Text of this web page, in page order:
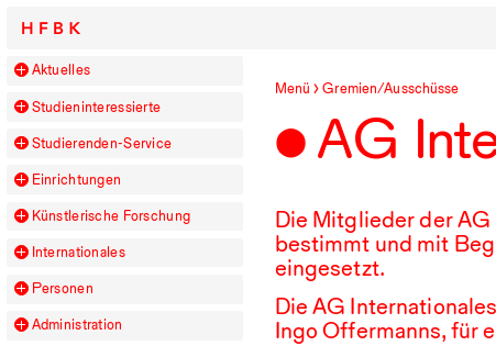
HFBK
Aktuelles
Studieninteressierte
Studierenden-Service
Einrichtungen
Künstlerische Forschung
Internationales
Personen
Administration
Menü Gremien/Ausschüsse
AG
Die Mitglieder derAG
bestimmt und mit
eingesetzt.
DieAG
Ingo Offermanns, für